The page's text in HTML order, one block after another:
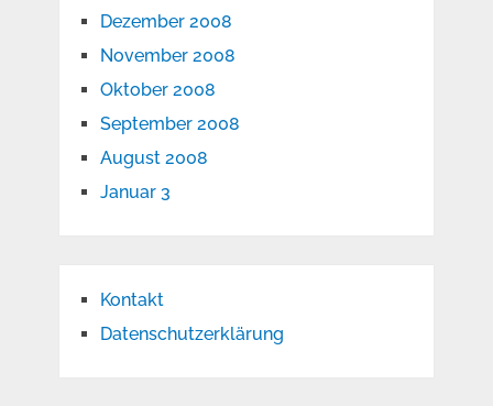
Dezember 2008
November 2008
Oktober 2008
September 2008
August 2008
Januar 3
Kontakt
Datenschutzerklärung